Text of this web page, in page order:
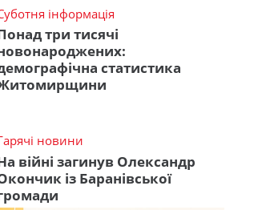
інформація
три тисячі
статистика
новини
війні загинув Олександр
із Баранівської